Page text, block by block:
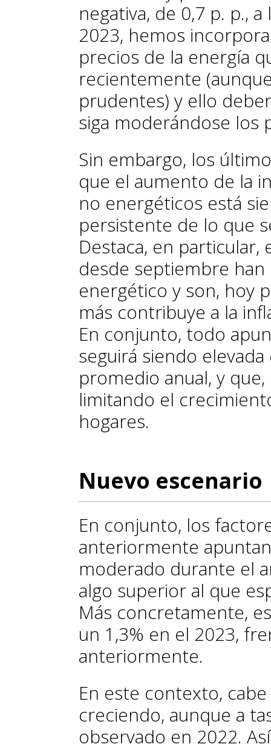
negativa, de 0,7 p. p.,
2023, hemos
precios de la energía
recientemente
prudentes) y ello
siga moderándose los
Sin embargo, los
que el aumento de la
no energéticos está
persistente de lo que
Destaca, en particular,
desde septiembre
energético y son, hoy
más contribuye a la
En conjunto, todo
seguirá siendo
promedio anual, y
limitando el
hogares.
Nuevo escenario
En conjunto, los
anteriormente
moderado durante el
algo superior al que
Más concretamente,
un 1,3% en el 2023,
anteriormente.
En este contexto,
creciendo, aunque a
observado en 2022.